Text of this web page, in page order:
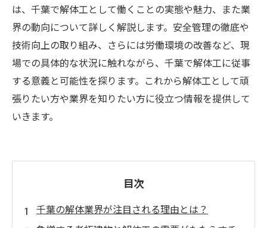
は、千葉で解体工として働くことの実態や魅力、また業
界の動向について詳しく解説します。安全管理の徹底や
技術向上の取り組み、さらには労働環境の改善など、現
場での具体的な状況に触れながら、千葉で解体工に従事
する意義と可能性を探ります。これから解体工として頑
張りたい方や業界を知りたい方に役立つ情報を提供して
いきます。
目次
千葉の解体業界が注目される理由とは？